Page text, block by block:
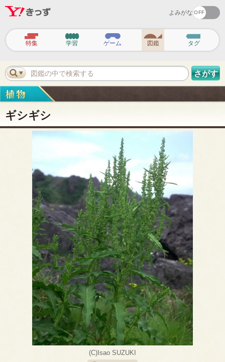
よみがな
ビ
ゲ
ー
シ
ョ
ン
特集 学習 ゲーム 図鑑 タグ
図鑑の中で検索する さがす
ギシギシ
(C)Isao SUZUKI